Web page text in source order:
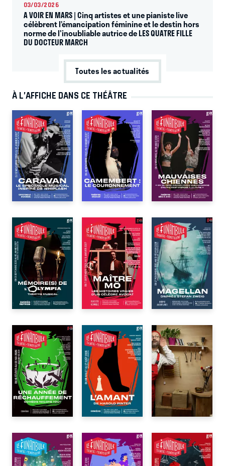
03/03/2026
A VOIR EN MARS | Cinq artistes et une pianiste live
célèbrent l’émancipation féminine et le destin hors
norme de l'inoubliable autrice de LES QUATRE FILLE
DU DOCTEUR MARCH
Toutes les actualités
À L’AFFICHE DANS CE THÉÂTRE